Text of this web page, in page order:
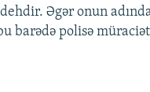
Əgər onun
barədə polisə müraciət